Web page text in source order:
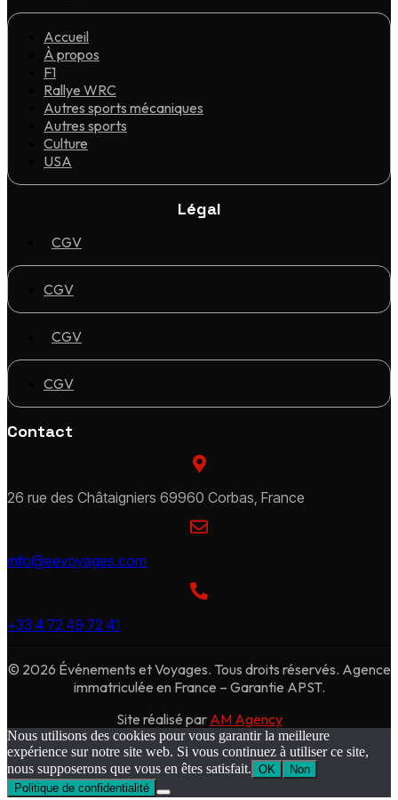
Accueil
À propos
F1
Rallye WRC
Autres sports mécaniques
Autres sports
Culture
USA
Légal
CGV
CGV
CGV
CGV
Contact
26 rue des Châtaigniers 69960 Corbas, France
info@eevoyages.com
+33 4 72 49 72 41
© 2026 Événements et Voyages. Tous droits réservés. Agence
immatriculée en France – Garantie APST.
Site réalisé par AM Agency
Nous utilisons des cookies pour vous garantir la meilleure
expérience sur notre site web. Si vous continuez à utiliser ce site,
nous supposerons que vous en êtes satisfait. OK
Non
Politique de confidentialité